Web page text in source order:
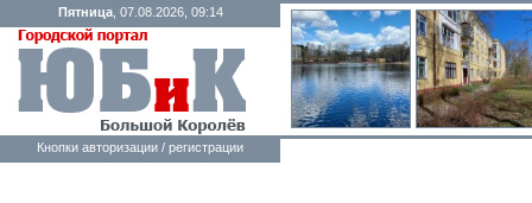
Пятница, 07.08.2026, 09:14
Кнопки авторизации / регистрации